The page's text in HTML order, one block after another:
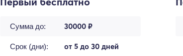
Сумма до: 30000 ₽
Срок (дни): от 5 до 30 дней